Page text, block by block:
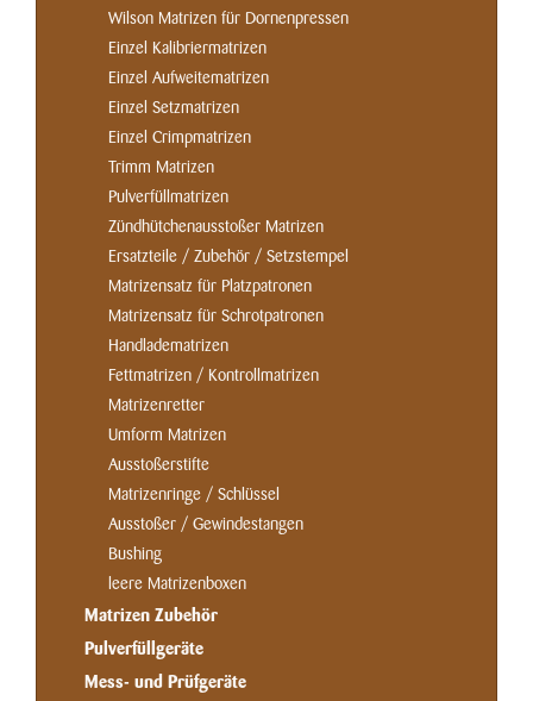
Wilson Matrizen für Dornenpressen
Einzel Kalibriermatrizen
Einzel Aufweitematrizen
Einzel Setzmatrizen
Einzel Crimpmatrizen
Trimm Matrizen
Pulverfüllmatrizen
Zündhütchenausstoßer Matrizen
Ersatzteile / Zubehör / Setzstempel
Matrizensatz für Platzpatronen
Matrizensatz für Schrotpatronen
Handladematrizen
Fettmatrizen / Kontrollmatrizen
Matrizenretter
Umform Matrizen
Ausstoßerstifte
Matrizenringe / Schlüssel
Ausstoßer / Gewindestangen
Bushing
leere Matrizenboxen
Matrizen Zubehör
Pulverfüllgeräte
Mess- und Prüfgeräte